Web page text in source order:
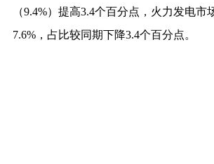
（9.4%）提高3.4个百分点，火力发电
7.6%，占比较同期下降3.4个百分点。